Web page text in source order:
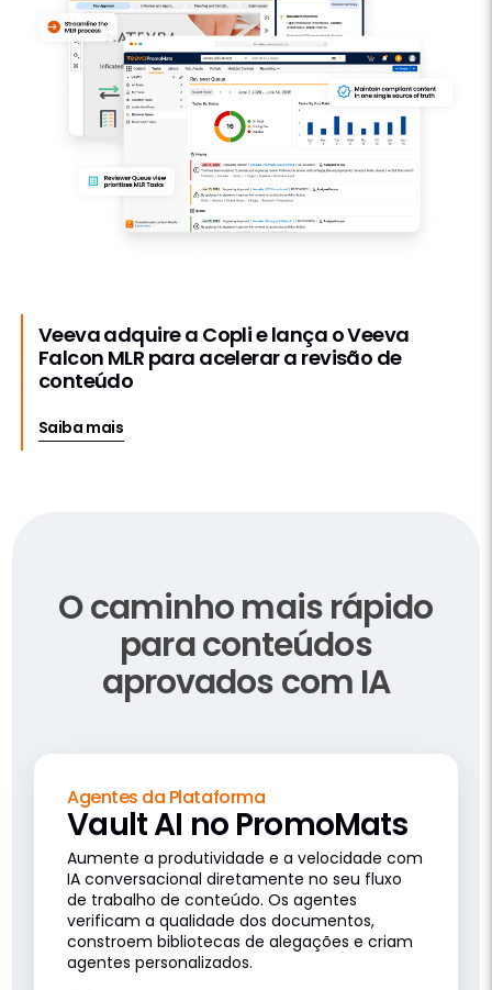
Veeva adquire a Copli e lança o Veeva
Falcon MLR para acelerar a revisão de
conteúdo
Saiba mais
O caminho mais rápido
para conteúdos
aprovados com IA
Agentes da Plataforma
Vault AI no PromoMats
Aumente a produtividade e a velocidade com
IA conversacional diretamente no seu fluxo
de trabalho de conteúdo. Os agentes
verificam a qualidade dos documentos,
constroem bibliotecas de alegações e criam
agentes personalizados.